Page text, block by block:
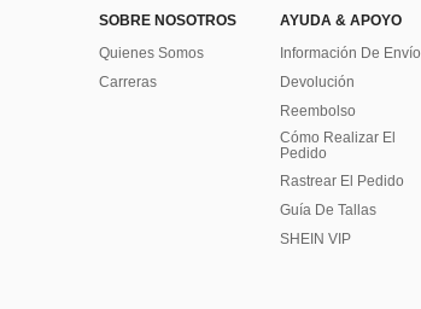
SOBRE NOSOTROS
Quienes Somos
Carreras
AYUDA & APOYO
Información De Envío
Devolución
Reembolso
Cómo Realizar El
Pedido
Rastrear El Pedido
Guía De Tallas
SHEIN VIP